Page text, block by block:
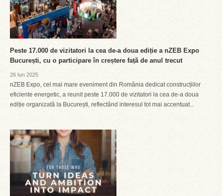
Peste 17.000 de vizitatori la cea de-a doua ediție a nZEB Expo
București, cu o participare în creștere față de anul trecut
26 Iun 2025
nZEB Expo, cel mai mare eveniment din România dedicat construcțiilor
eficiente energetic, a reunit peste 17.000 de vizitatori la cea de-a doua
ediție organizată la București, reflectând interesul tot mai accentuat...